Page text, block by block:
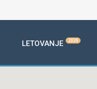
LETOVANJE 2026